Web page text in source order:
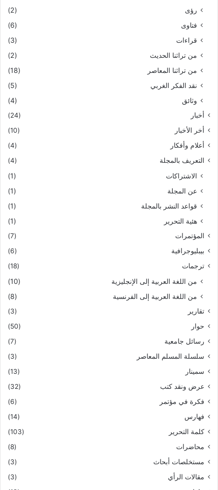
رؤى
(2)
فتاوى
(6)
قراءات
(3)
من تراثنا الحديث
(2)
من تراثنا المعاصر
(18)
نقد الفكر الغربي
(5)
وثائق
(4)
أخبار
(24)
أخر الأخبار
(10)
أعلام وأفكار
(4)
التعريف بالمجلة
(4)
الاشتراكات
(1)
عن المجلة
(1)
قواعد النشر بالمجلة
(1)
هئية التحرير
(1)
المؤتمرات
(7)
بيبليوجرافية
(6)
ترجمات
(18)
من اللغة العربية إلى الإنجليزية
(10)
من اللغة العربية إلى الفرنسية
(8)
تقارير
(3)
حوار
(50)
رسائل جامعية
(7)
سلسلة المسلم المعاصر
(3)
سمينار
(13)
عرض ونقد كتب
(32)
فكرة في مؤتمر
(6)
فهارس
(14)
كلمة التحرير
(103)
محاضرات
(8)
مستخلصات أبحاث
(3)
مقالات الرأي
(3)